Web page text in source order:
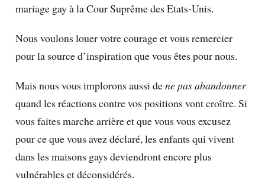
mariage gay à la Cour Suprême des Etats-Unis.
Nous voulons louer votre courage et vous remercier
pour la source d’inspiration que vous êtes pour nous.
Mais nous vous implorons aussi dene pas abandonner
quand les réactions contre vos positions vont croître. Si
vous faites marche arrière et que vous vous excusez
pour ce que vous avez déclaré, les enfants qui vivent
dans les maisons gays deviendront encore plus
vulnérables et déconsidérés.